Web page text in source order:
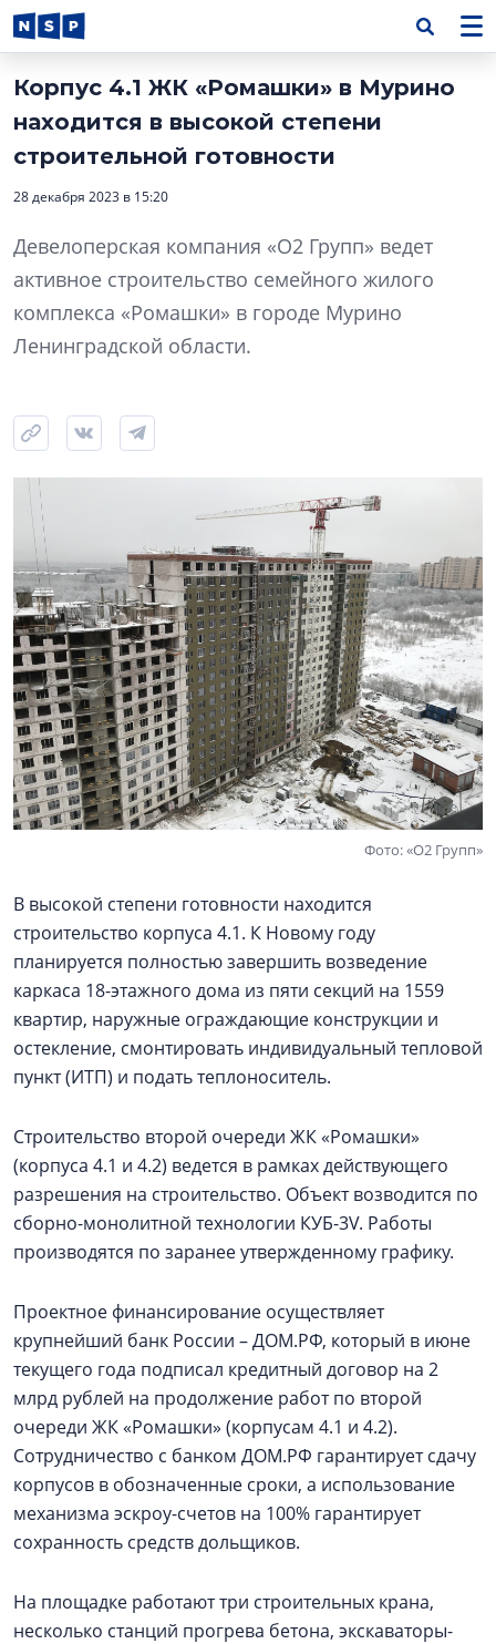
Корпус 4.1 ЖК «Ромашки» в Мурино
находится в высокой степени
строительной готовности
28 декабря 2023 в 15:20
Девелоперская компания «О2 Групп» ведет
активное строительство семейного жилого
комплекса «Ромашки» в городе Мурино
Ленинградской области.
Фото: «О2 Групп»
В высокой степени готовности находится
строительство корпуса 4.1. К Новому году
планируется полностью завершить возведение
каркаса 18-этажного дома из пяти секций на 1559
квартир, наружные ограждающие конструкции и
остекление, смонтировать индивидуальный тепловой
пункт (ИТП) и подать теплоноситель.
Строительство второй очереди ЖК «Ромашки»
(корпуса 4.1 и 4.2) ведется в рамках действующего
разрешения на строительство. Объект возводится по
сборно-монолитной технологии КУБ-3V. Работы
производятся по заранее утвержденному графику.
Проектное финансирование осуществляет
крупнейший банк России – ДОМ.РФ, который в июне
текущего года подписал кредитный договор на 2
млрд рублей на продолжение работ по второй
очереди ЖК «Ромашки» (корпусам 4.1 и 4.2).
Сотрудничество с банком ДОМ.РФ гарантирует сдачу
корпусов в обозначенные сроки, а использование
механизма эскроу-счетов на 100% гарантирует
сохранность средств дольщиков.
На площадке работают три строительных крана,
несколько станций прогрева бетона, экскаваторы-